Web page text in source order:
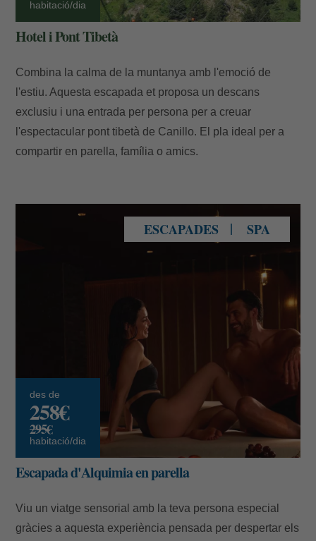
habitació/dia
Hotel i Pont Tibetà
Combina la calma de la muntanya amb l'emoció de
l'estiu. Aquesta escapada et proposa un descans
exclusiu i una entrada per persona per a creuar
l'espectacular pont tibetà de Canillo. El pla ideal per a
compartir en parella, família o amics.
ESCAPADES SPA
des de
258€
295€
habitació/dia
Escapada d'Alquimia en parella
Viu un viatge sensorial amb la teva persona especial
gràcies a aquesta experiència pensada per despertar els